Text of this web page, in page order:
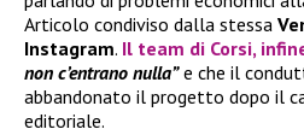
Articolo condiviso dalla stessa
Instagram. Il team di Corsi,
non c’entrano nulla”e che il
abbandonato il progetto dopo il
editoriale.